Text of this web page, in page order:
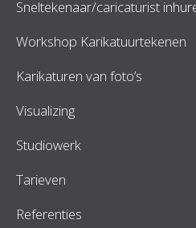
Sneltekenaar/caricaturist
Workshop Karikatuurtekenen
Karikaturen van foto’s
Visualizing
Studiowerk
Tarieven
Referenties